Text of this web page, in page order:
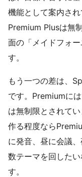
機能として案内さ
Premium Plusは無
面の「メイドフォ
す。
もう一つの差は、
です。Premiumに
は無制限とされて
作る程度なら
に発音、昼に会議
数テーマを回した
す。